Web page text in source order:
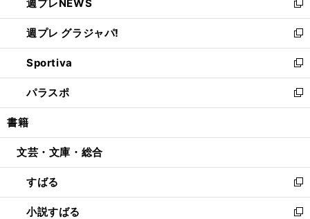
く
で
開
く
ド
ウ
で
開
く
い
ウ
ィ
ン
ド
ウ
で
開
週プレNEWS
新
し
い
ウ
ィ
ン
ド
ウ
開
週プレ グラジャパ!
新
し
い
ウ
ィ
ン
ウ
開
く
Sportiva
新
し
い
ウ
ン
ウ
で
開
く
パラスポ
新
し
ウ
ン
ド
ウ
で
書籍
文芸・文庫・総合
すばる
新
し
い
小説すばる
新